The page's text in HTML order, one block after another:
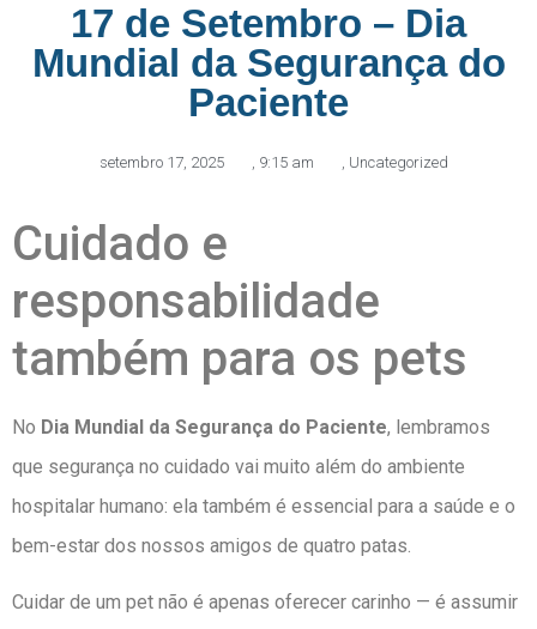
17 de Setembro – Dia
Mundial da Segurança do
Paciente
setembro 17, 2025 , 9:15 am , Uncategorized
Cuidado e
responsabilidade
também para os pets
No Dia Mundial da Segurança do Paciente, lembramos
que segurança no cuidado vai muito além do ambiente
hospitalar humano: ela também é essencial para a saúde e o
bem-estar dos nossos amigos de quatro patas.
Cuidar de um pet não é apenas oferecer carinho — é assumir